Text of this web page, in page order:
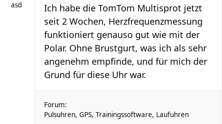
asd
Ich habe die TomTom Multisprot jetzt
seit 2 Wochen, Herzfrequenzmessung
funktioniert genauso gut wie mit der
Polar. Ohne Brustgurt, was ich als sehr
angenehm empfinde, und für mich der
Grund für diese Uhr war.
Forum:
Pulsuhren, GPS, Trainingssoftware, Laufuhren